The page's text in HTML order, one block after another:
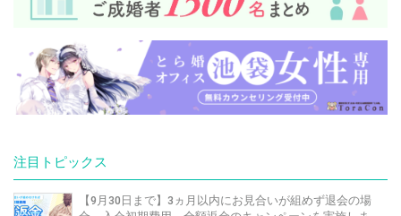
注目トピックス
【9月30日まで】3ヵ月以内にお見合いが組めず退会の場